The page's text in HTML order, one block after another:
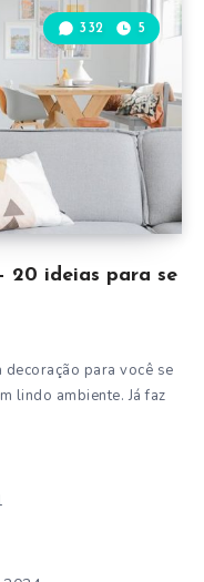
20 ideias para se
332 5
para você se
lindo ambiente. Já faz